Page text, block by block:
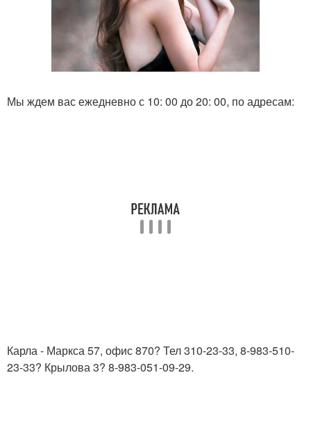
Мы ждем вас ежедневно с 10: 00 до 20: 00, по адресам:
Карла - Маркса 57, офис 870? Тел 310-23-33, 8-983-510-
23-33? Крылова 3? 8-983-051-09-29.